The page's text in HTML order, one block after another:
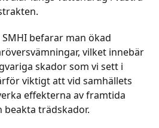
befarar man ökad
vilket innebär
skador som vi sett i
viktigt att vid samhällets
effekterna av framtida
beakta trädskador.